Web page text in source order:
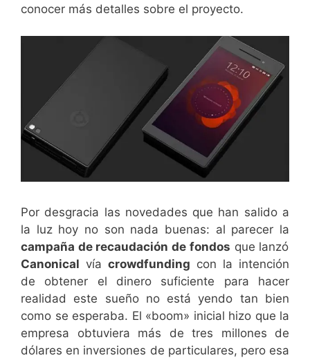
conocer más detalles sobre el proyecto.
Por desgracia las novedades que han salido a
la luz hoy no son nada buenas: al parecer la
campaña de recaudación de fondos que lanzó
Canonical vía crowdfunding con la intención
de obtener el dinero suficiente para hacer
realidad este sueño no está yendo tan bien
como se esperaba. El «boom» inicial hizo que la
empresa obtuviera más de tres millones de
dólares en inversiones de particulares, pero esa